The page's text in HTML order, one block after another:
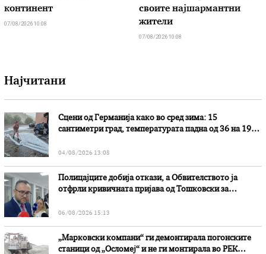
континент
07/08/2026 10:08
своите најшармантни
жители
07/08/2026 10:08
Најчитани
Сцени од Германија како во сред зима: 15
сантиметри град, температурата падна од 36 на 19
04/08/2026 13:08
Полицајците добија откази, а Обвителството ја
отфрли кривичната пријава од Тошковски за
06/08/2026 15:13
„Марковски компани“ ги демонтирала погонските
станици од „Осломеј“ и не ги монтирала во РЕК